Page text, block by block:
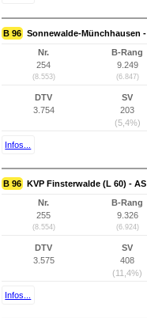
B 96 Sonnewalde-Münchhausen
Nr.
254
(8.553)
B-Rang
9.249
(6.847)
DTV
3.754
SV
203
(5,4%)
Infos...
B 96 KVP Finsterwalde (L 60) -
Nr.
255
(8.554)
B-Rang
9.326
(6.924)
DTV
3.575
SV
408
(11,4%)
Infos...